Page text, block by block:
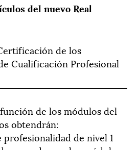
del nuevo Real
de los
Cualificación Profesional
de los módulos del
obtendrán:
de nivel 1